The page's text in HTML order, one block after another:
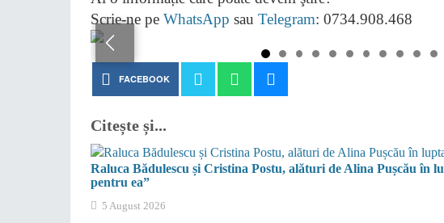
Scrie-ne pe WhatsApp sau Telegram: 0734.908.468
FACEBOOK
Citește și...
Raluca Bădulescu și Cristina Postu, alături de Alina Pușcău în
pentru ea”
5 August 2026